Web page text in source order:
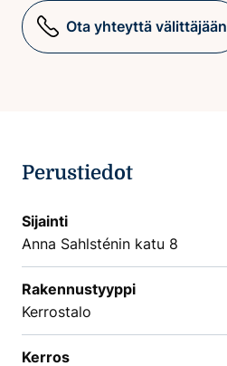
Ota yhteyttä välittäjään
Perustiedot
Sijainti
Anna Sahlsténin katu 8
Rakennustyyppi
Kerrostalo
Kerros